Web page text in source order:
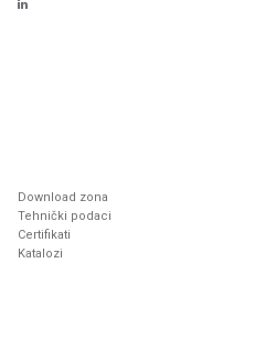
Download zona
Tehnički podaci
Certifikati
Katalozi